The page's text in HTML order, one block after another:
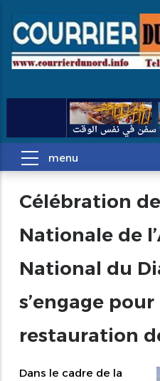
Célébration
Nationale de
National du
s’engage pour
restauration
Dans le cadre de la